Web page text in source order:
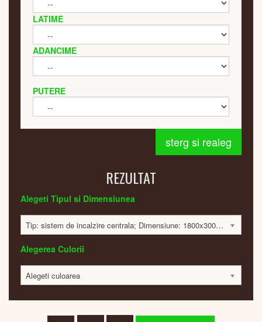
LATIME
ADANCIME
PUTERE
sterg si realeg
REZULTAT
Alegeti Tipul si Dimensiunea
Tip: sistem de incalzire centrala; Dimensiune: 1800x300x65 mm; 480 Watt; 13930 lei
Alegerea Culorii
Alegeti culoarea